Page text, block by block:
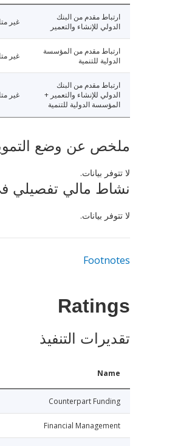
ارتباط مقدم من البنك
الدولي للإنشاء والتعمير
غير
ارتباط مقدم من المؤسسة
الدولية للتنمية
غير
ارتباط مقدم من البنك
الدولي للإنشاء والتعمير +
المؤسسة الدولية للتنمية
غير
ملخص عن وضع التمويل
لا تتوفر بيانات.
نشاط مالي تفصيلي في 2026/
لا تتوفر بيانات.
Footnotes
Ratings
تقديرات التنفيذ
Name
Counterpart Funding
Financial Management